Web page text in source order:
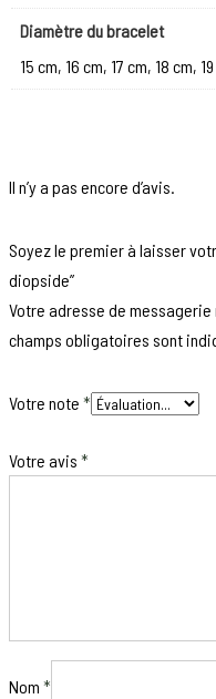
Diamètre du bracelet
15 cm, 16 cm, 17 cm, 18 cm,
Il n’y a pas encore d’avis.
Soyez le premier à laisser
diopside”
Votre adresse de
champs obligatoires sont
Votre note *
Votre avis *
Nom *